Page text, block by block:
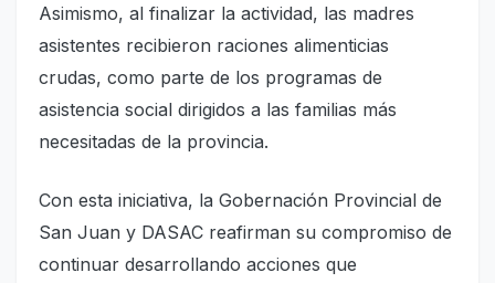
Asimismo, al finalizar la actividad, las madres
asistentes recibieron raciones alimenticias
crudas, como parte de los programas de
asistencia social dirigidos a las familias más
necesitadas de la provincia.
Con esta iniciativa, la Gobernación Provincial de
San Juan y DASAC reafirman su compromiso de
continuar desarrollando acciones que